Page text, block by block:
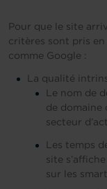
Pour que le site
critères sont pris
comme Google :
La qualité
Le nom de
de domaine
secteur
Les temps
site
sur les